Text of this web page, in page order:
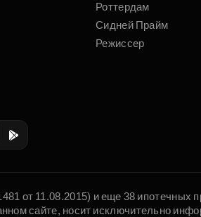
Роттердам
Сидней Прайм
Режиссер
от 11.08.2015) и еще 38
сайте, носит исключительно